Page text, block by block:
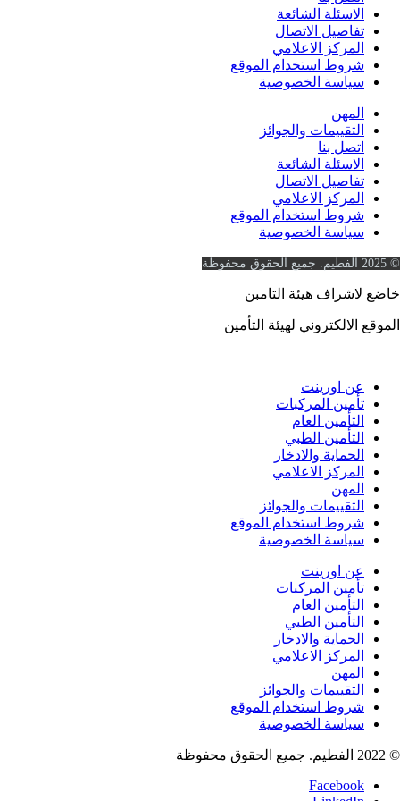
الشائعة
الاتصال
الاعلامي
استخدام الموقع
الخصوصية
والجوائز
بنا
الشائعة
الاتصال
الاعلامي
استخدام الموقع
الخصوصية
هيئة التامبن
لهيئة التأمين https://www.ia.gov.sa
اورينت
المركبات
العام
الطبي
والادخار
الاعلامي
والجوائز
استخدام الموقع
الخصوصية
اورينت
المركبات
العام
الطبي
والادخار
الاعلامي
والجوائز
استخدام الموقع
الخصوصية